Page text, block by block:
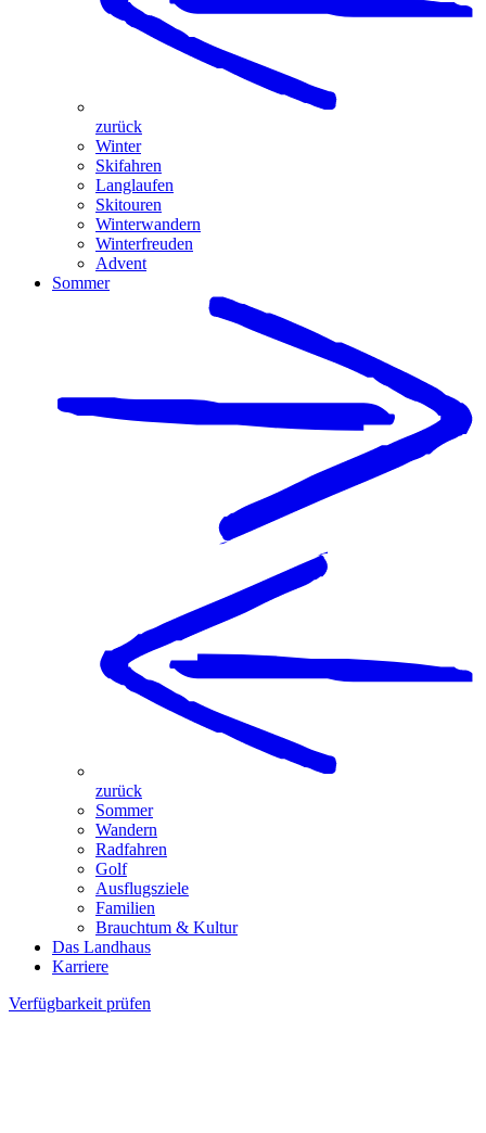
zurück
Winter
Skifahren
Langlaufen
Skitouren
Winterwandern
Winterfreuden
Advent
Sommer
zurück
Sommer
Wandern
Radfahren
Golf
Ausflugsziele
Familien
Brauchtum & Kultur
Das Landhaus
Karriere
Verfügbarkeit prüfen